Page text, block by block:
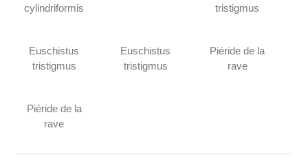
cylindriformis
tristigmus
Euschistus
tristigmus
Euschistus
tristigmus
Piéride de la
rave
Piéride de la
rave